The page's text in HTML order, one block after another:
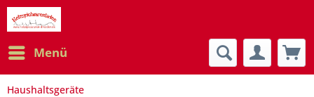
Menü
Haushaltsgeräte